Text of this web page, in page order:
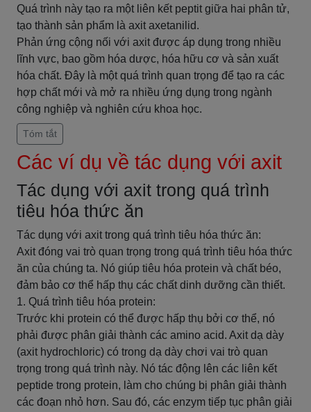
Quá trình này tạo ra một liên kết peptit giữa hai phân tử,
tạo thành sản phẩm là axit axetanilid.
Phản ứng cộng nối với axit được áp dụng trong nhiều
lĩnh vực, bao gồm hóa dược, hóa hữu cơ và sản xuất
hóa chất. Đây là một quá trình quan trọng để tạo ra các
hợp chất mới và mở ra nhiều ứng dụng trong ngành
công nghiệp và nghiên cứu khoa học.
Tóm tắt
Các ví dụ về tác dụng với axit
Tác dụng với axit trong quá trình
tiêu hóa thức ăn
Tác dụng với axit trong quá trình tiêu hóa thức ăn:
Axit đóng vai trò quan trọng trong quá trình tiêu hóa thức
ăn của chúng ta. Nó giúp tiêu hóa protein và chất béo,
đảm bảo cơ thể hấp thụ các chất dinh dưỡng cần thiết.
1. Quá trình tiêu hóa protein:
Trước khi protein có thể được hấp thụ bởi cơ thể, nó
phải được phân giải thành các amino acid. Axit dạ dày
(axit hydrochloric) có trong dạ dày chơi vai trò quan
trọng trong quá trình này. Nó tác động lên các liên kết
peptide trong protein, làm cho chúng bị phân giải thành
các đoạn nhỏ hơn. Sau đó, các enzym tiếp tục phân giải